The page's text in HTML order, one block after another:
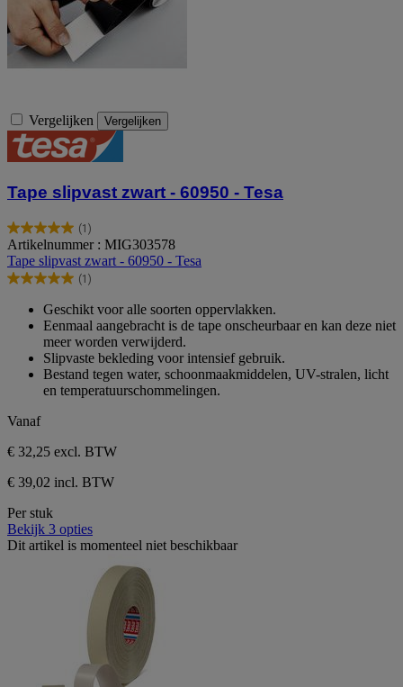
Vergelijken Vergelijken
Tape slipvast zwart - 60950 - Tesa
(1)
5.0
van
de
5
beoordeling
Artikelnummer : MIG303578
Tape slipvast zwart - 60950 - Tesa
(1)
5.0
sterren.
beoordeling
Geschikt voor alle soorten oppervlakken.
Eenmaal aangebracht is de tape onscheurbaar en kan deze niet
meer worden verwijderd.
Slipvaste bekleding voor intensief gebruik.
Bestand tegen water, schoonmaakmiddelen, UV-stralen, licht
en temperatuurschommelingen.
Vanaf
€ 32,25 excl. BTW
€ 39,02 incl. BTW
Per stuk
Bekijk 3 opties
Dit artikel is momenteel niet beschikbaar